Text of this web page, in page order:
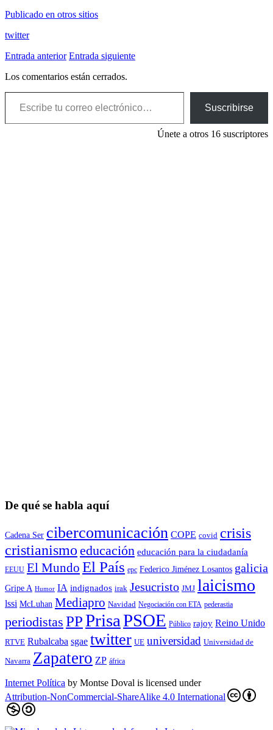
Publicado en otros sitios
twitter
Entrada anterior Entrada siguiente
Los comentarios están cerrados.
Escribe tu correo electrónico…
Suscribirse
Únete a otros 16 suscriptores
De qué se habla aquí
Cadena Ser cibercomunicación COPE covid crisis
cristianismo educación educación para la ciudadaní­a
EEUU El Mundo El País epc Federico Jiménez Losantos galicia
Gripe A Humor IA indignados irak Jesucristo JMJ laicismo
lssi McLuhan Mediapro Navidad Negociación con ETA pederastia
periodistas PPPrisaPSOE Público rajoy Reino Unido
RTVE Rubalcaba sgae twitter UE universidad Universidad de
Navarra Zapatero ZP áfrica
Internet Política by Montse Doval is licensed under
Attribution-NonCommercial-ShareAlike 4.0 International